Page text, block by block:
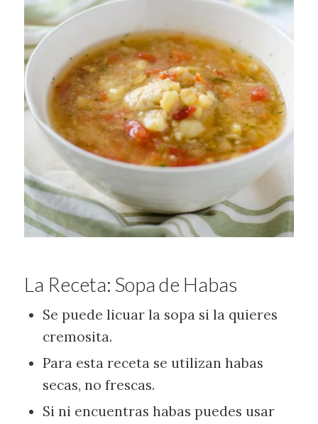
La Receta: Sopa de Habas
Se puede licuar la sopa si la quieres
cremosita.
Para esta receta se utilizan habas
secas, no frescas.
Si ni encuentras habas puedes usar